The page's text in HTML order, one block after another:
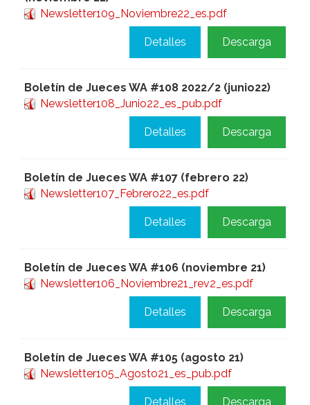
Newsletter109_Noviembre22_es.pdf
Descarga
Detalles
Boletín de Jueces WA #108 2022/2 (junio22)
Newsletter108_Junio22_es_pub.pdf
Descarga
Detalles
Boletín de Jueces WA #107 (febrero 22)
Newsletter107_Febrero22_es.pdf
Descarga
Detalles
Boletín de Jueces WA #106 (noviembre 21)
Newsletter106_Noviembre21_rev2_es.pdf
Descarga
Detalles
Boletín de Jueces WA #105 (agosto 21)
Newsletter105_Agosto21_es_pub.pdf
Descarga
Detalles